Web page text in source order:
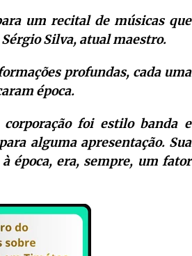
um recital de músicas que
Silva, atual maestro.
profundas, cada uma
época.
foi estilo banda e
alguma apresentação. Sua
época, era, sempre, um fator